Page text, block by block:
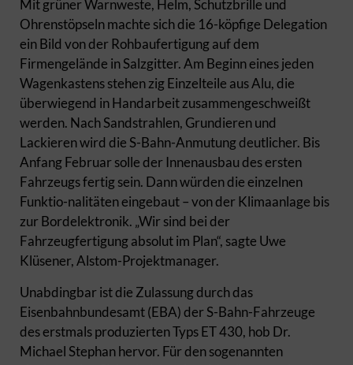
Mit grüner Warnweste, Helm, Schutzbrille und
Ohrenstöpseln machte sich die 16-köpfige Delegation
ein Bild von der Rohbaufertigung auf dem
Firmengelände in Salzgitter. Am Beginn eines jeden
Wagenkastens stehen zig Einzelteile aus Alu, die
überwiegend in Handarbeit zusammengeschweißt
werden. Nach Sandstrahlen, Grundieren und
Lackieren wird die S-Bahn-Anmutung deutlicher. Bis
Anfang Februar solle der Innenausbau des ersten
Fahrzeugs fertig sein. Dann würden die einzelnen
Funktio-nalitäten eingebaut – von der Klimaanlage bis
zur Bordelektronik. „Wir sind bei der
Fahrzeugfertigung absolut im Plan“, sagte Uwe
Klüsener, Alstom-Projektmanager.
Unabdingbar ist die Zulassung durch das
Eisenbahnbundesamt (EBA) der S-Bahn-Fahrzeuge
des erstmals produzierten Typs ET 430, hob Dr.
Michael Stephan hervor. Für den sogenannten